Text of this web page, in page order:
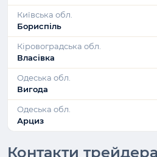
Київська обл.
Бориспіль
Кіровоградська обл.
Власівка
Одеська обл.
Вигода
Одеська обл.
Арциз
Контакти трейдера